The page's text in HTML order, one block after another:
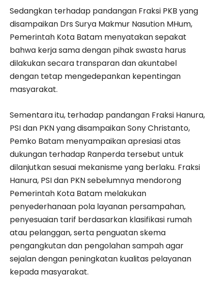
Sedangkan terhadap pandangan Fraksi PKB yang
disampaikan Drs Surya Makmur Nasution MHum,
Pemerintah Kota Batam menyatakan sepakat
bahwa kerja sama dengan pihak swasta harus
dilakukan secara transparan dan akuntabel
dengan tetap mengedepankan kepentingan
masyarakat.
Sementara itu, terhadap pandangan Fraksi Hanura,
PSI dan PKN yang disampaikan Sony Christanto,
Pemko Batam menyampaikan apresiasi atas
dukungan terhadap Ranperda tersebut untuk
dilanjutkan sesuai mekanisme yang berlaku. Fraksi
Hanura, PSI dan PKN sebelumnya mendorong
Pemerintah Kota Batam melakukan
penyederhanaan pola layanan persampahan,
penyesuaian tarif berdasarkan klasifikasi rumah
atau pelanggan, serta penguatan skema
pengangkutan dan pengolahan sampah agar
sejalan dengan peningkatan kualitas pelayanan
kepada masyarakat.